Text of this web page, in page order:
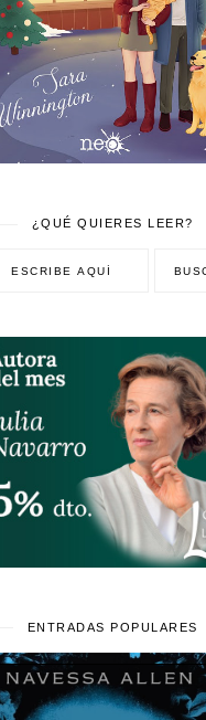
¿QUÉ QUIERES LEER?
ENTRADAS POPULARES